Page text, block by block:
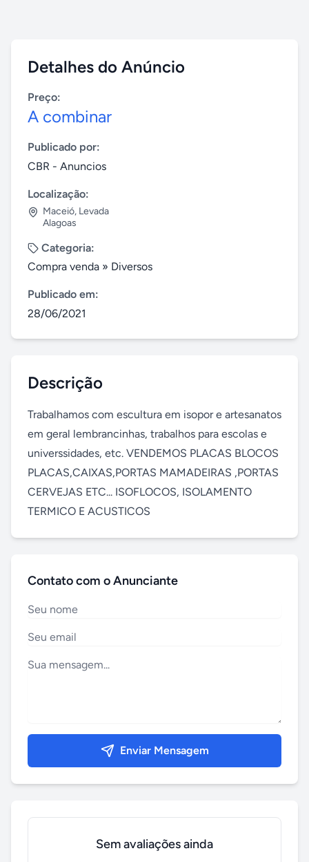
Detalhes do Anúncio
Preço:
A combinar
Publicado por:
CBR - Anuncios
Localização:
Maceió, Levada
Alagoas
Categoria:
Compra venda » Diversos
Publicado em:
28/06/2021
Descrição
Trabalhamos com escultura em isopor e artesanatos
em geral lembrancinhas, trabalhos para escolas e
universsidades, etc. VENDEMOS PLACAS BLOCOS
PLACAS,CAIXAS,PORTAS MAMADEIRAS ,PORTAS
CERVEJAS ETC... ISOFLOCOS, ISOLAMENTO
TERMICO E ACUSTICOS
Contato com o Anunciante
Enviar Mensagem
Sem avaliações ainda